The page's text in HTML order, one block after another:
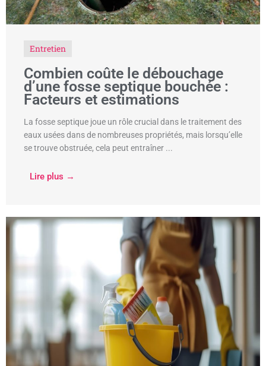
Entretien
Combien coûte le débouchage
d’une fosse septique bouchée :
Facteurs et estimations
La fosse septique joue un rôle crucial dans le traitement des
eaux usées dans de nombreuses propriétés, mais lorsqu’elle
se trouve obstruée, cela peut entraîner ...
Lire plus →